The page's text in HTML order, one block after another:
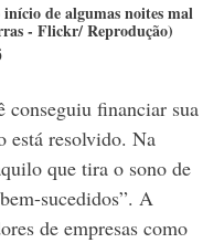
de algumas noites mal
- Flickr/ Reprodução)
conseguiu financiar sua
está resolvido. Na
que tira o sono de
sucedidos”. A
de empresas como